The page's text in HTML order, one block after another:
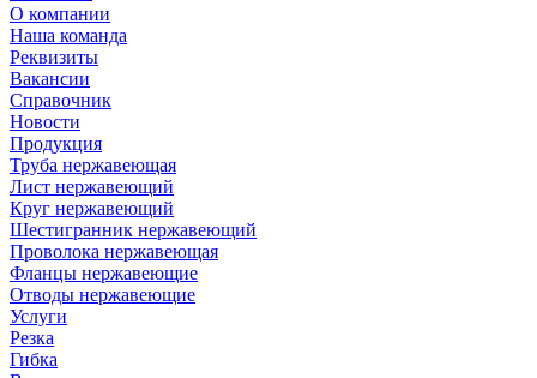
О компании
Наша команда
Реквизиты
Вакансии
Справочник
Новости
Продукция
Труба нержавеющая
Лист нержавеющий
Круг нержавеющий
Шестигранник нержавеющий
Проволока нержавеющая
Фланцы нержавеющие
Отводы нержавеющие
Услуги
Резка
Гибка